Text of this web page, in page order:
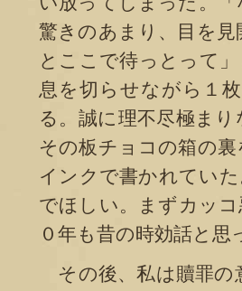
驚きのあまり、目を
とここで待っとって
息を切らせながら１
る。誠に理不尽極ま
その板チョコの箱の
インクで書かれてい
でほしい。まずカッ
０年も昔の時効話と思
その後、私は贖罪の